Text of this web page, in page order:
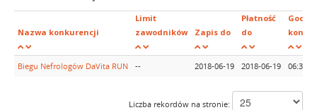
Nazwa konkurencji
Limit
zawodników
Zapis do
Płatność
do
Biegu Nefrologów DaVita RUN -- 2018-06-19 2018-06-19 06:30
Liczba rekordów na stronie: